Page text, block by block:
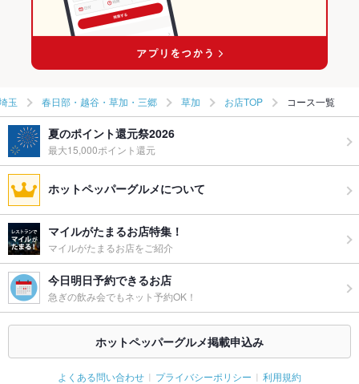
草加駅 × 粉もの全般
玉 春日部・越谷・草加・三郷 草加 お店TOP コース一覧
夏のポイント還元祭2026
最大15,000ポイント還元
ホットペッパーグルメについて
マイルがたまるお店特集！
マイルがたまるお店をご紹介
今日明日予約できるお店
急ぎの飲み会でもネット予約OK！
ホットペッパーグルメ掲載申込み
よくある問い合わせ プライバシーポリシー 利用規約